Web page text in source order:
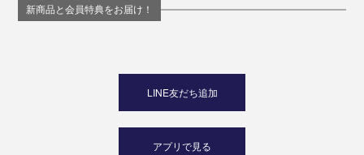
新商品と会員特典をお届け！
LINE友だち追加
アプリで見る